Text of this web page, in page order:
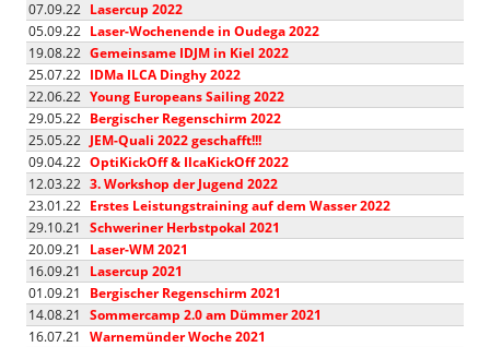
07.09.22 Lasercup 2022
05.09.22 Laser-Wochenende in Oudega 2022
19.08.22 Gemeinsame IDJM in Kiel 2022
25.07.22 IDMa ILCA Dinghy 2022
22.06.22 Young Europeans Sailing 2022
29.05.22 Bergischer Regenschirm 2022
25.05.22 JEM-Quali 2022 geschafft!!!
09.04.22 OptiKickOff & IlcaKickOff 2022
12.03.22 3. Workshop der Jugend 2022
23.01.22 Erstes Leistungstraining auf dem Wasser 2022
29.10.21 Schweriner Herbstpokal 2021
20.09.21
Laser-WM 2021
16.09.21
Lasercup 2021
01.09.21
Bergischer Regenschirm 2021
14.08.21 Sommercamp 2.0 am Dümmer 2021
16.07.21 Warnemünder Woche 2021